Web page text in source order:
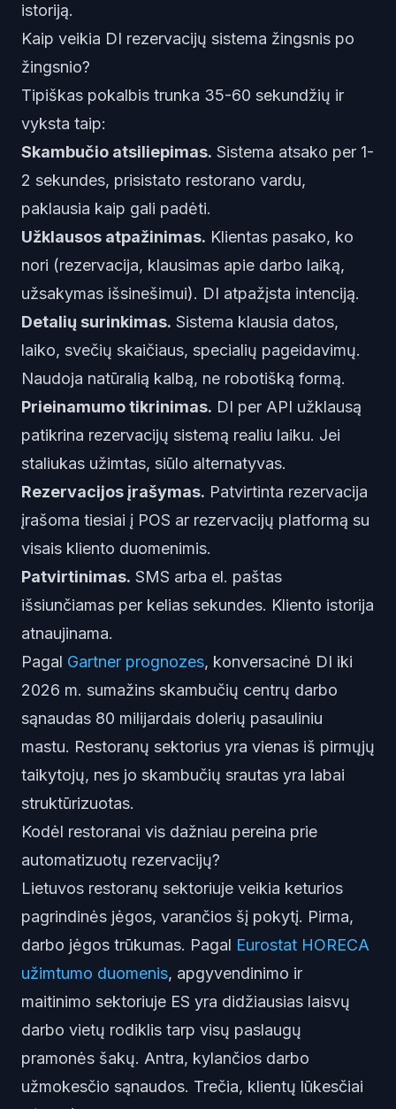
istoriją.
Kaip veikia DI rezervacijų sistema žingsnis po
žingsnio?
Tipiškas pokalbis trunka 35-60 sekundžių ir
vyksta taip:
Skambučio atsiliepimas. Sistema atsako per 1-
2 sekundes, prisistato restorano vardu,
paklausia kaip gali padėti.
Užklausos atpažinimas. Klientas pasako, ko
nori (rezervacija, klausimas apie darbo laiką,
užsakymas išsinešimui). DI atpažįsta intenciją.
Detalių surinkimas. Sistema klausia datos,
laiko, svečių skaičiaus, specialių pageidavimų.
Naudoja natūralią kalbą, ne robotišką formą.
Prieinamumo tikrinimas. DI per API užklausą
patikrina rezervacijų sistemą realiu laiku. Jei
staliukas užimtas, siūlo alternatyvas.
Rezervacijos įrašymas. Patvirtinta rezervacija
įrašoma tiesiai į POS ar rezervacijų platformą su
visais kliento duomenimis.
Patvirtinimas. SMS arba el. paštas
išsiunčiamas per kelias sekundes. Kliento istorija
atnaujinama.
Pagal Gartner prognozes, konversacinė DI iki
2026 m. sumažins skambučių centrų darbo
sąnaudas 80 milijardais dolerių pasauliniu
mastu. Restoranų sektorius yra vienas iš pirmųjų
taikytojų, nes jo skambučių srautas yra labai
struktūrizuotas.
Kodėl restoranai vis dažniau pereina prie
automatizuotų rezervacijų?
Lietuvos restoranų sektoriuje veikia keturios
pagrindinės jėgos, varančios šį pokytį. Pirma,
darbo jėgos trūkumas. Pagal Eurostat HORECA
užimtumo duomenis, apgyvendinimo ir
maitinimo sektoriuje ES yra didžiausias laisvų
darbo vietų rodiklis tarp visų paslaugų
pramonės šakų. Antra, kylančios darbo
užmokesčio sąnaudos. Trečia, klientų lūkesčiai